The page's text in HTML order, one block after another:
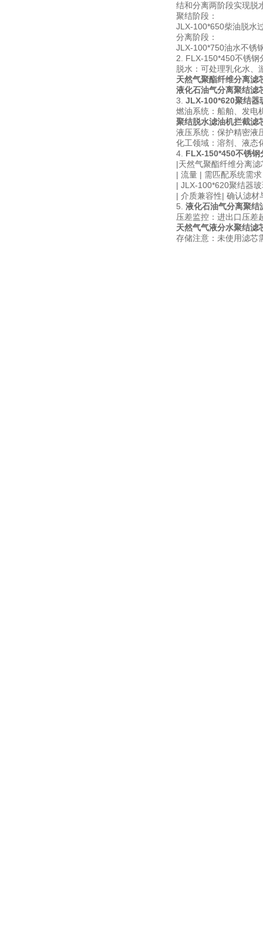
结和分离两阶段实现脱
聚结阶段：
JLX-100*650柴油脱水
分离阶段：
JLX-100*750油水不锈
2. FLX-150*450不锈钢
脱水：可处理乳化水、
天然气聚酯纤维分离滤
液化石油气分离聚结滤
3. JLX-100*620聚结器
燃油系统：船舶、发电
聚结脱水滤油机拦截滤
液压系统：保护精密液
化工领域：溶剂、液态
4. FLX-150*450不锈钢
|天然气聚酯纤维分离滤
| 流量 | 需匹配系统需
| JLX-100*620聚结器
| 介质兼容性| 确认滤材
5. 液化石油气分离聚结
压差监控：进出口压差
天然气气液分水聚结滤
存储注意：未使用滤芯